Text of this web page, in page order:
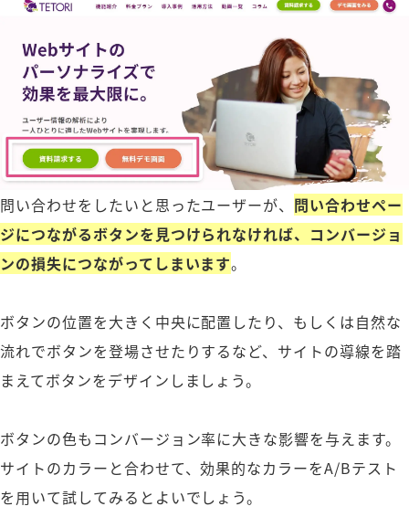
問い合わせをしたいと思ったユーザーが、 問い合わせペー
ジにつながるボタンを見つけられなければ、コンバージョ
ンの損失につながってしまいます。
ボタンの位置を大きく中央に配置したり、もしくは自然な
流れでボタンを登場させたりするなど、サイトの導線を踏
まえてボタンをデザインしましょう。
ボタンの色もコンバージョン率に大きな影響を与えます。
サイトのカラーと合わせて、効果的なカラーをA/Bテスト
を用いて試してみるとよいでしょう。